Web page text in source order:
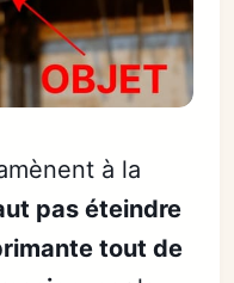
à la
pas éteindre
tout de